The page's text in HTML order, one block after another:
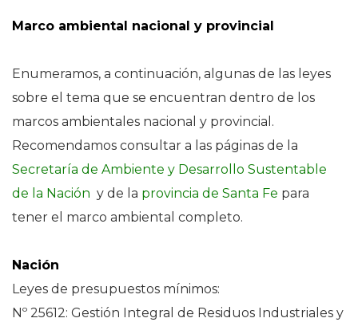
Marco ambiental nacional y provincial
Enumeramos, a continuación, algunas de las leyes
sobre el tema que se encuentran dentro de los
marcos ambientales nacional y provincial.
Recomendamos consultar a las páginas de la
Secretaría de Ambiente y Desarrollo Sustentable
de la Nación y de la provincia de Santa Fe para
tener el marco ambiental completo.
Nación
Leyes de presupuestos mínimos:
Nº 25612: Gestión Integral de Residuos Industriales y